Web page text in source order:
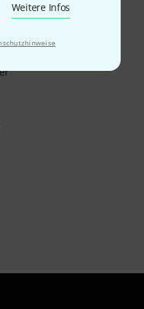
Weitere Infos